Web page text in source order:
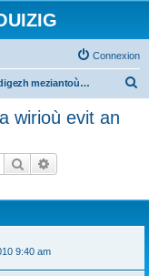
Connexion
Troidigezh meziantoù all (frank a wirioù evit an darn vrasañ anezho)
wirioù evit an
Rechercher
9:40 am